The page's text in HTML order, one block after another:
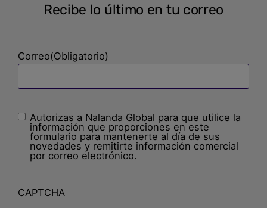
Recibe lo último en tu correo
Correo(Obligatorio)
Sin
nombre(Obligatorio)
Autorizas a Nalanda Global para que utilice la
información que proporciones en este
formulario para mantenerte al día de sus
novedades y remitirte información comercial
por correo electrónico.
CAPTCHA